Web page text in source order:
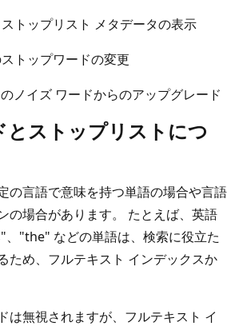
トップリスト メタデータの表示
トップワードの変更
ノイズ ワードからのアップグレード
とストップリストにつ
の言語で意味を持つ単語の場合や言語
の場合があります。 たとえば、英語
"the" などの単語は、検索に役立た
ため、フルテキスト インデックスか
は無視されますが、フルテキスト イ